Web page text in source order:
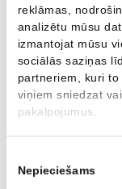
reklāmas,
analizētu mūsu
izmantojat mūsu
sociālās saziņas
partneriem, kuri
viņiem sniedzat
pakalpojumus.
izvēle
Nepieciešams
Antra
Fizioterapeits